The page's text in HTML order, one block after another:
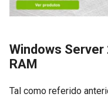
Windows
RAM
Tal como referido